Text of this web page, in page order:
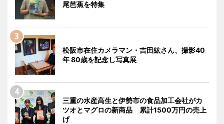
尾芭蕉を特集
松阪市在住カメラマン・吉田紘さん、撮影40
年 80歳を記念し写真展
三重の水産高生と伊勢市の食品加工会社がカ
ツオとマグロの新商品 累計1500万円の売上
げ